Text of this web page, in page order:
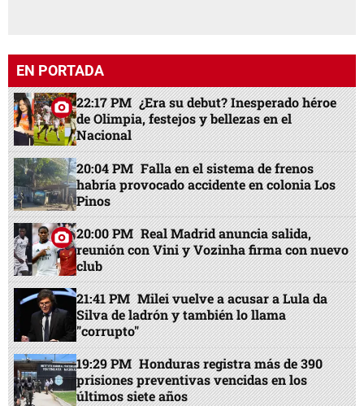
EN PORTADA
22:17 PM ¿Era su debut? Inesperado héroe
de Olimpia, festejos y bellezas en el
Nacional
20:04 PM Falla en el sistema de frenos
habría provocado accidente en colonia Los
Pinos
20:00 PM Real Madrid anuncia salida,
reunión con Vini y Vozinha firma con nuevo
club
21:41 PM Milei vuelve a acusar a Lula da
Silva de ladrón y también lo llama
"corrupto"
19:29 PM Honduras registra más de 390
prisiones preventivas vencidas en los
últimos siete años